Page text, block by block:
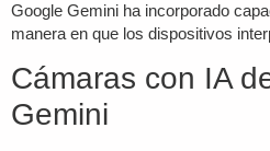
Google Gemini ha incorporado
manera en que los dispositivos
Cámaras con IA
Gemini